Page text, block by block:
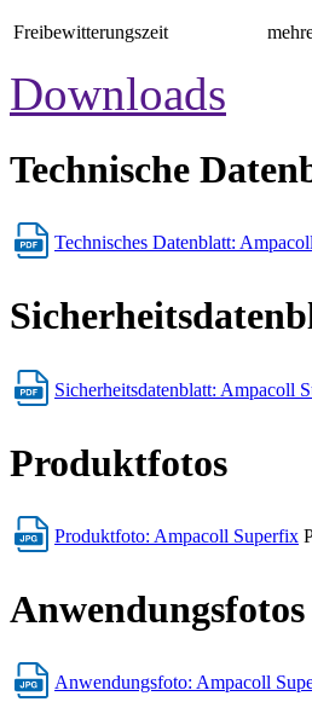
Freibewitterungszeit
Downloads
Technische
Technisches Datenblatt:
Sicherheitsdatenblatt: Ampacoll
Produktfotos
Produktfoto: Ampacoll Superfix
Anwendungsfotos
Anwendungsfoto: Ampacoll